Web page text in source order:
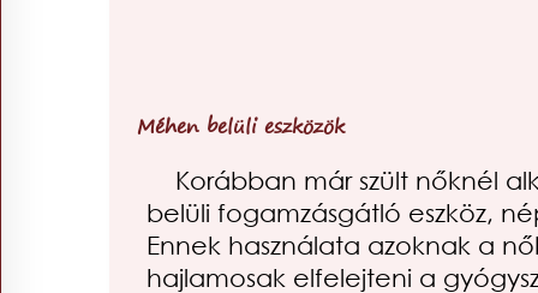
Méhen belüli eszközök
Korábban már szült nőknél
belüli fogamzásgátló eszköz,
Ennek használata azoknak a
hajlamosak elfelejteni a